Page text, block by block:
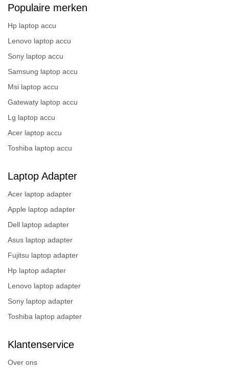
Populaire merken
Hp laptop accu
Lenovo laptop accu
Sony laptop accu
Samsung laptop accu
Msi laptop accu
Gatewaty laptop accu
Lg laptop accu
Acer laptop accu
Toshiba laptop accu
Laptop Adapter
Acer laptop adapter
Apple laptop adapter
Dell laptop adapter
Asus laptop adapter
Fujitsu laptop adapter
Hp laptop adapter
Lenovo laptop adapter
Sony laptop adapter
Toshiba laptop adapter
Klantenservice
Over ons